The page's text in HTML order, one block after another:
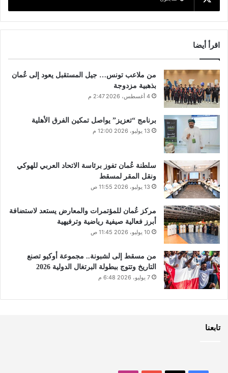
اقرأ أيضا
من ملاعب تونس… جيل المستقبل يعود إلى عُمان
بذهبية مزدوجة
4 أغسطس، 2026 2:47 م
برنامج “تعزيز” يواصل تمكين الفرق الأهلية
13 يوليو، 2026 12:00 م
سلطنة عُمان تفوز برئاسة الاتحاد العربي للهوكي
ونقل المقر لمسقط
13 يوليو، 2026 11:55 ص
مركز عُمان للمؤتمرات والمعارض يستعد لاستضافة
أبرز فعالية صيفية رياضية وترفيهية
10 يوليو، 2026 11:45 ص
من مسقط إلى لشبونة.. مجموعة أوكيو تصنع
التاريخ وتتوج ببطولة البرتغال الدولية 2026
7 يوليو، 2026 6:48 م
تابعنا